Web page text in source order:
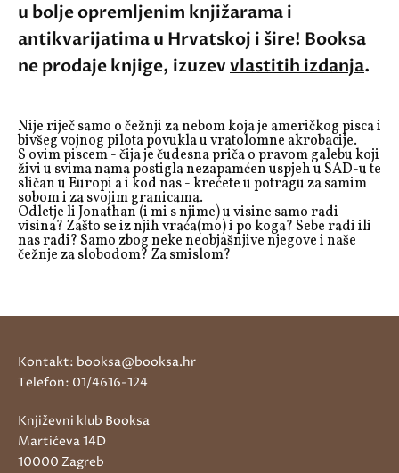
u bolje opremljenim knjižarama i
antikvarijatima u Hrvatskoj i šire! Booksa
ne prodaje knjige, izuzevvlastitih izdanja.
Nije riječ samo o čežnji za nebom koja je američkog pisca i
bivšeg vojnog pilota povukla u vratolomne akrobacije.
S ovim piscem - čija je čudesna priča o pravom galebu koji
živi u svima nama postigla nezapamćen uspjeh u SAD-u te
sličan u Europi a i kod nas - krećete u potragu za samim
sobom i za svojim granicama.
Odletje li Jonathan (i mi s njime) u visine samo radi
visina? Zašto se iz njih vraća(mo) i po koga? Sebe radi ili
nas radi? Samo zbog neke neobjašnjive njegove i naše
čežnje za slobodom? Za smislom?
Kontakt: booksa@booksa.hr
Telefon: 01/4616-124
Književni klub Booksa
Martićeva 14D
10000 Zagreb